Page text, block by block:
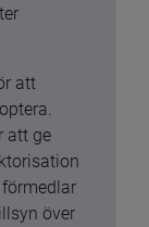
att
att ge
över